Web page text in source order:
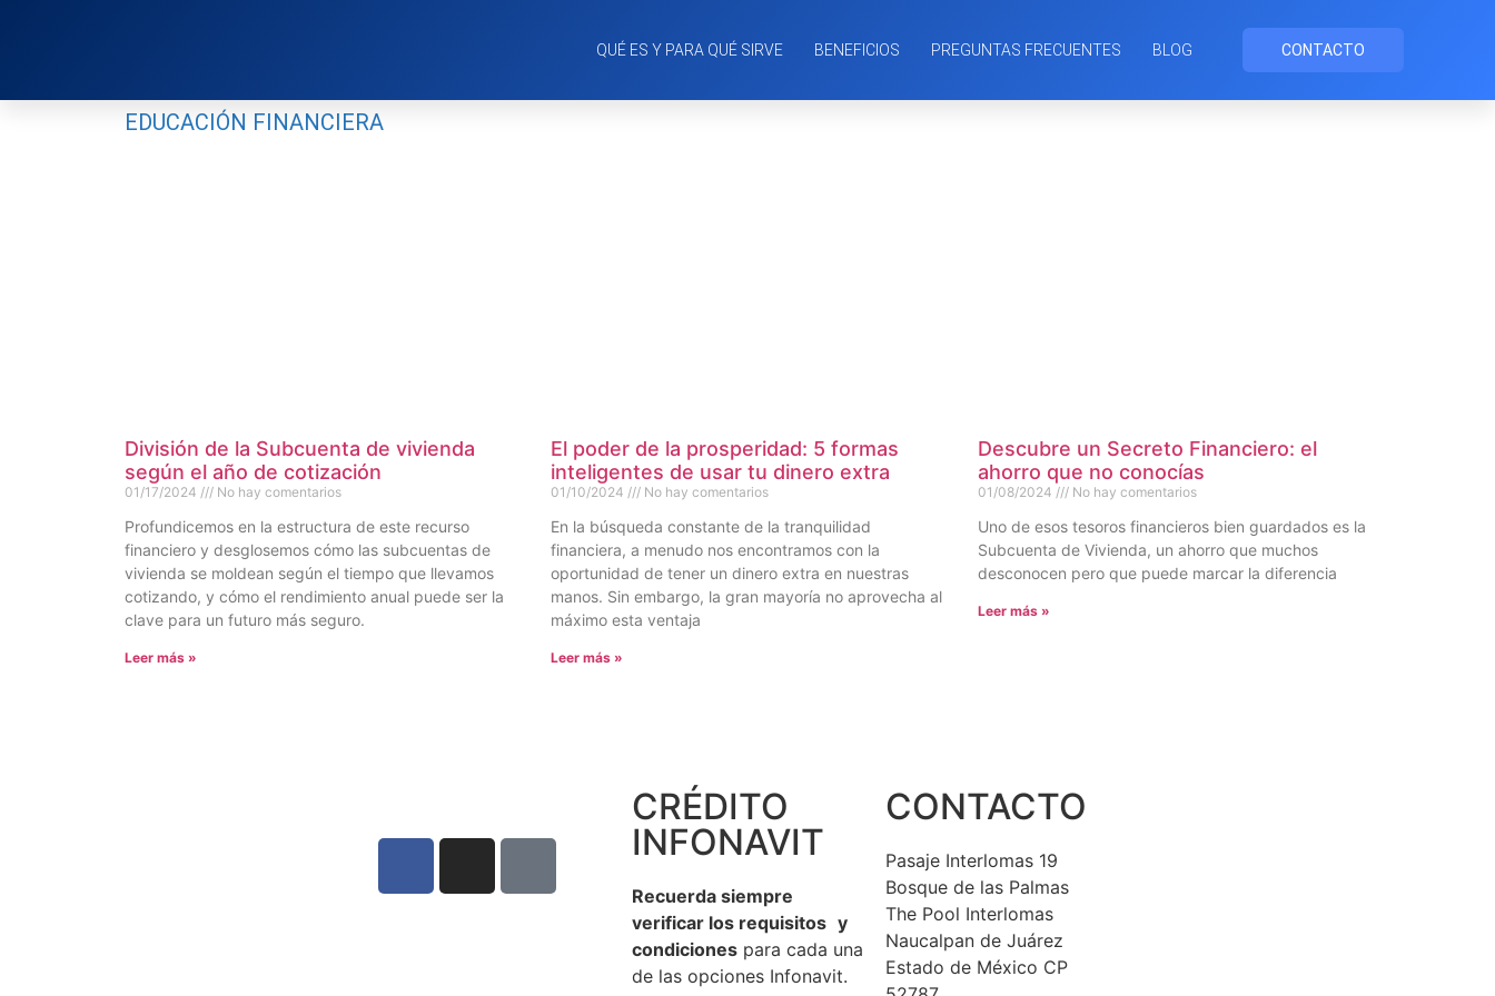
QUÉ ES Y PARA QUÉ SIRVE BENEFICIOS PREGUNTAS FRECUENTES BLOG CONTACTO
EDUCACIÓN FINANCIERA
División de la Subcuenta de vivienda
según el año de cotización
01/17/2024 No hay comentarios
Profundicemos en la estructura de este recurso
financiero y desglosemos cómo las subcuentas de
vivienda se moldean según el tiempo que llevamos
cotizando, y cómo el rendimiento anual puede ser la
clave para un futuro más seguro.
Leer más »
El poder de la prosperidad: 5 formas
inteligentes de usar tu dinero extra
01/10/2024 No hay comentarios
En la búsqueda constante de la tranquilidad
financiera, a menudo nos encontramos con la
oportunidad de tener un dinero extra en nuestras
manos. Sin embargo, la gran mayoría no aprovecha al
máximo esta ventaja
Leer más »
Descubre un Secreto Financiero: el
ahorro que no conocías
01/08/2024 No hay comentarios
Uno de esos tesoros financieros bien guardados es la
Subcuenta de Vivienda, un ahorro que muchos
desconocen pero que puede marcar la diferencia
Leer más »
CRÉDITO
INFONAVIT
Recuerda siempre
verificar los requisitos y
condiciones para cada una
de las opciones Infonavit.
CONTACTO
Pasaje Interlomas 19
Bosque de las Palmas
The Pool Interlomas
Naucalpan de Juárez
Estado de México CP